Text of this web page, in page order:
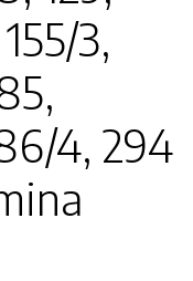
3,
4, 294